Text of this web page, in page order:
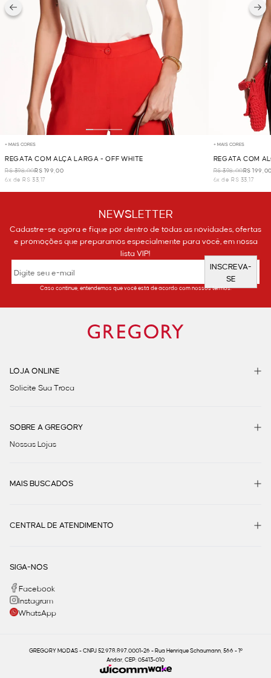
+ MAIS CORES
REGATA COM ALÇA LARGA - OFF WHITE
R$ 398,00R$ 199,00
6x de R$ 33,17
+ MAIS CORES
REGATA COM
R$ 398,00R$
6x de R$ 33,17
NEWSLETTER
Cadastre-se agora e fique por dentro de todas as novidades, ofertas
e promoções que preparamos especialmente para você, em nossa
lista VIP!
INSCREVA-
SE
Caso continue, entendemos que você está de acordo com nossos termos.
LOJA ONLINE
Solicite Sua Troca
SOBRE A GREGORY
Nossas Lojas
MAIS BUSCADOS
CENTRAL DE ATENDIMENTO
SIGA-NOS
Facebook
Instagram
WhatsApp
GREGORY MODAS - CNPJ 52.978.897.0001-26 - Rua Henrique Schaumann, 566 - 1º
Andar, CEP: 05413-010